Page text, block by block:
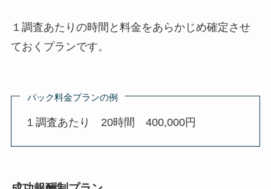
１調査あたりの時間と料金をあらかじめ確定させ
ておくプランです。
パック料金プランの例
１調査あたり 20時間 400,000円